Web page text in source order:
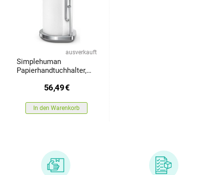
ausverkauft
Simplehuman
Papierhandtuchhalter,
gebürsteter Edelstahl
56,49€
In den Warenkorb